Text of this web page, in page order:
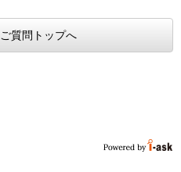
質問トップへ